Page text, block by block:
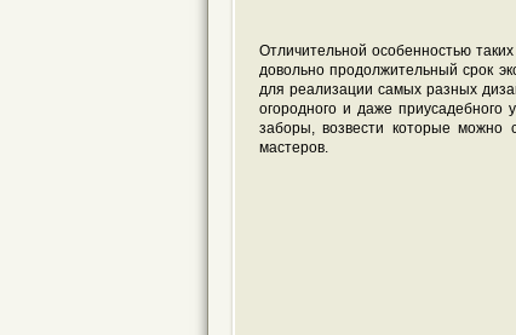
Отличительной особенностью
довольно продолжительный срок
для реализации самых разных
огородного и даже
заборы, возвести которые можно
мастеров.